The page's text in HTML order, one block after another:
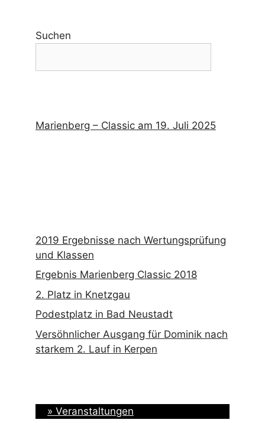
Suchen
Marienberg – Classic am 19. Juli 2025
2019 Ergebnisse nach Wertungsprüfung
und Klassen
Ergebnis Marienberg Classic 2018
2. Platz in Knetzgau
Podestplatz in Bad Neustadt
Versöhnlicher Ausgang für Dominik nach
starkem 2. Lauf in Kerpen
» Veranstaltungen